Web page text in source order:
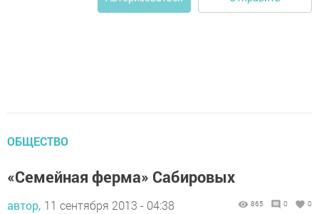
ОБЩЕСТВО
«Семейная ферма» Сабировых
автор, 11 сентября 2013 - 04:38 865 0 0